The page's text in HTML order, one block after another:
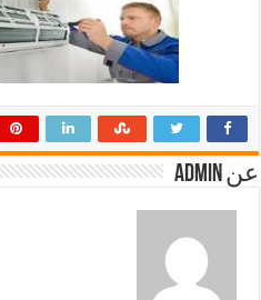
عن admin